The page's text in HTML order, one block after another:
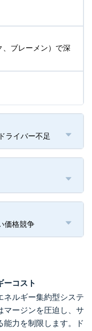
ブレーメン）で深
ライバー不足
価格競争
ーコスト
ネルギー集約型システ
マージンを圧迫し、サ
能力を制限します。ド